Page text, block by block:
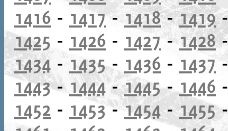
1416 - 1417-1418-1419
1425 - 1426 - 1427-1428
1434 - 1435- 1436 - 1437
1443- 1444-1445- 1446
1452 - 1453-1454-1455